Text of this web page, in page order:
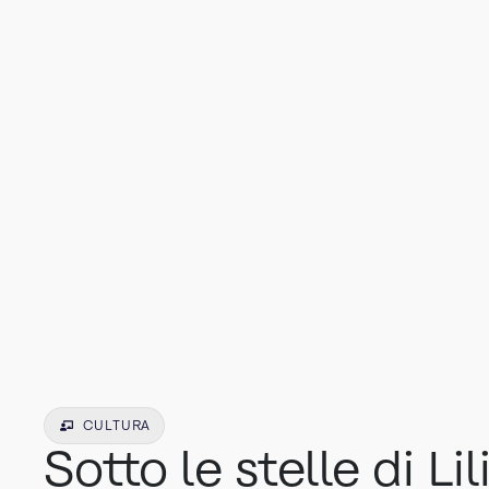
CULTURA
Sotto le stelle di